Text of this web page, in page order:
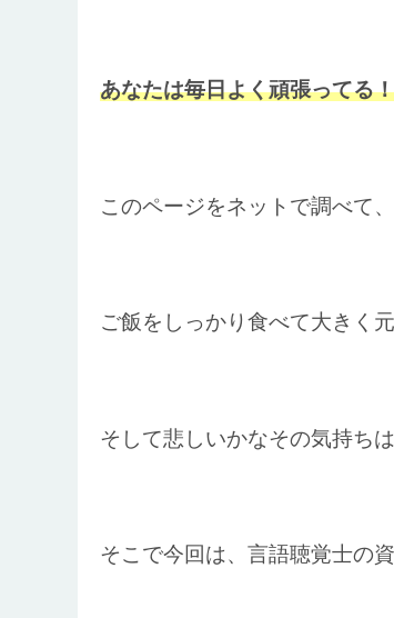
あなたは毎日よく頑張ってる
このページをネットで調べて
ご飯をしっかり食べて大きく
そして悲しいかなその気持ち
そこで今回は、言語聴覚士の